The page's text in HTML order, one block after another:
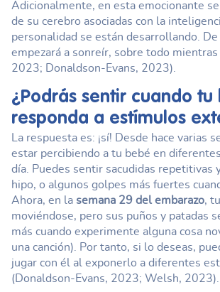
Adicionalmente, en esta emocionante
de su cerebro asociadas con la
personalidad se están desarrollando.
empezará a sonreír, sobre todo
2023; Donaldson-Evans, 2023).
¿Podrás sentir cuando tu
responda a estímulos
La respuesta es: ¡sí! Desde hace varias
estar percibiendo a tu bebé en
día. Puedes sentir sacudidas repetitivas
hipo, o algunos golpes más fuertes
Ahora, en la semana 29 del embarazo,
moviéndose, pero sus puños y patadas
más cuando experimente alguna cosa
una canción). Por tanto, si lo deseas,
jugar con él al exponerlo a diferentes
(Donaldson-Evans, 2023; Welsh, 2023).